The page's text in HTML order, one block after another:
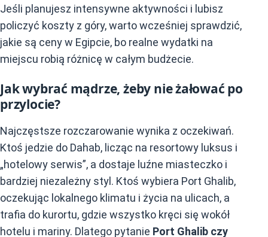
Jeśli planujesz intensywne aktywności i lubisz
policzyć koszty z góry, warto wcześniej sprawdzić,
jakie są ceny w Egipcie, bo realne wydatki na
miejscu robią różnicę w całym budżecie.
Jak wybrać mądrze, żeby nie żałować po
przylocie?
Najczęstsze rozczarowanie wynika z oczekiwań.
Ktoś jedzie do Dahab, licząc na resortowy luksus i
„hotelowy serwis”, a dostaje luźne miasteczko i
bardziej niezależny styl. Ktoś wybiera Port Ghalib,
oczekując lokalnego klimatu i życia na ulicach, a
trafia do kurortu, gdzie wszystko kręci się wokół
hotelu i mariny. Dlatego pytanie Port Ghalib czy